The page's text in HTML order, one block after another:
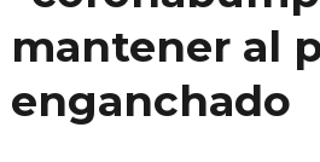
mantener al
enganchado